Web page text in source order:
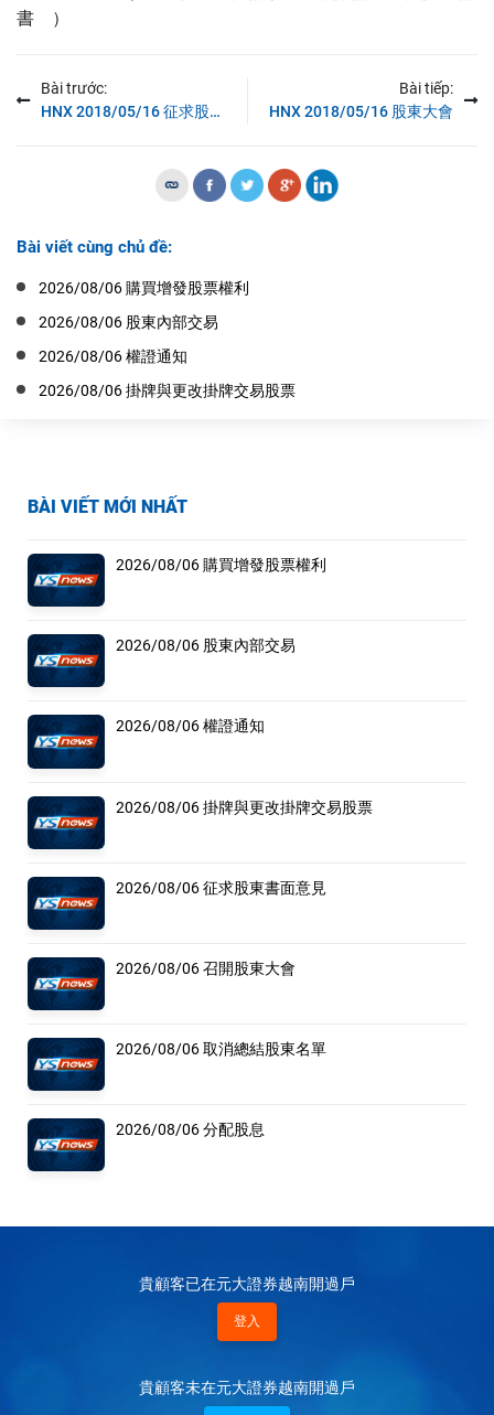
BÀI VIẾT MỚI NHẤT
2026/08/06 購買增發股票權利
2026/08/06 股東內部交易
2026/08/06 權證通知
2026/08/06 掛牌與更改掛牌交易股票
2026/08/06 征求股東書面意見
2026/08/06 召開股東大會
2026/08/06 取消總結股東名單
2026/08/06 分配股息
貴顧客已在元大證券越南開過戶
登入
貴顧客未在元大證券越南開過戶
書 ）
Bài trước:
HNX 2018/05/16 征求股東意見與分現金股息
Bài tiếp:
HNX 2018/05/16 股東大會
Bài viết cùng chủ đề:
2026/08/06 購買增發股票權利
2026/08/06 股東內部交易
2026/08/06 權證通知
2026/08/06 掛牌與更改掛牌交易股票